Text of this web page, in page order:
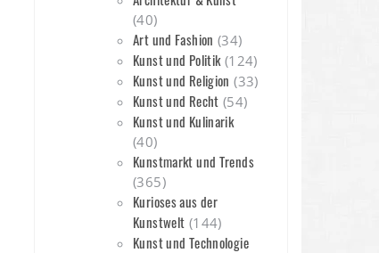
(40)
Art und Fashion (34)
Kunst und Politik(124)
Kunst und Religion (33)
Kunst und Recht (54)
Kunst und Kulinarik
(40)
Kunstmarkt und Trends
(365)
Kurioses aus der
Kunstwelt (144)
Kunst und Technologie